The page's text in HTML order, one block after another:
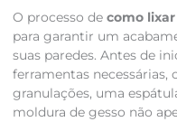
O processo de como
para garantir um
suas paredes. Antes de
ferramentas necessárias,
granulações, uma
moldura de gesso não